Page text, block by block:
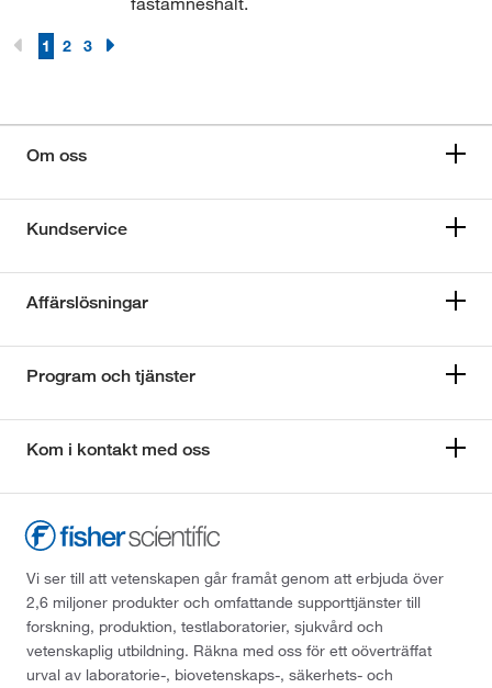
1 2 3
Om oss
Kundservice
Affärslösningar
Program och tjänster
Kom i kontakt med oss
Vi ser till att vetenskapen går framåt genom att erbjuda över
2,6 miljoner produkter och omfattande supporttjänster till
forskning, produktion, testlaboratorier, sjukvård och
vetenskaplig utbildning. Räkna med oss för ett oöverträffat
urval av laboratorie-, biovetenskaps-, säkerhets- och